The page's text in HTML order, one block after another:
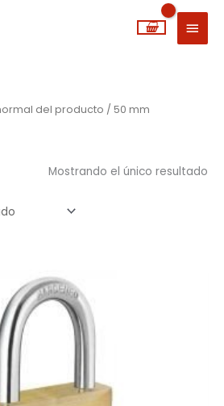
MENÚ
del producto / 50 mm
Mostrando el único resultado
de
precios:
desde
2,74€
hasta